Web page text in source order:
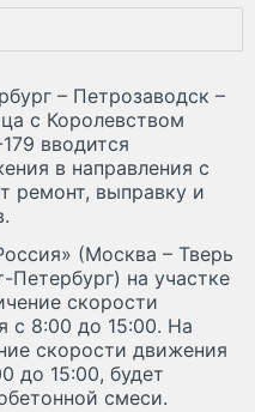
– Петрозаводск –
с Королевством
вводится
в направления с
ремонт, выправку и
(Москва – Тверь
на участке
скорости
с 8:00 до 15:00. На
скорости движения
до 15:00, будет
смеси.